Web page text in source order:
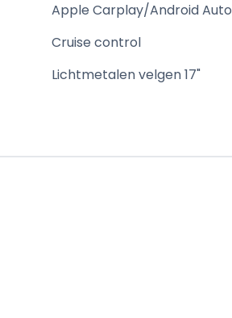
Apple Carplay/Android Auto
Cruise control
Lichtmetalen velgen 17"